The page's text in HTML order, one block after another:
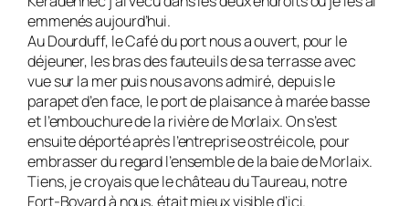
emmenés aujourd’hui.
Au Dourduff, le Café du port nous a ouvert, pour le
déjeuner, les bras des fauteuils de sa terrasse avec
vue sur la mer puis nous avons admi­ré, depuis le
parapet d’en face, le port de plaisance à marée basse
et l’embouchure de la rivière de Morlaix. On s’est
ensuite déporté après l’entreprise ostréicole, pour
embrasser du regard l’ensemble de la baie de Morlaix.
Tiens, je croyais que le château du Taureau, notre
Fort-Boyard à nous, était mieux visible d’ici.